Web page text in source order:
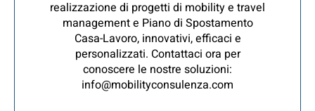
realizzazione di progetti di mobility e travel
management e Piano di Spostamento
Casa-Lavoro, innovativi, efficaci e
personalizzati. Contattaci ora per
conoscere le nostre soluzioni:
info@mobilityconsulenza.com